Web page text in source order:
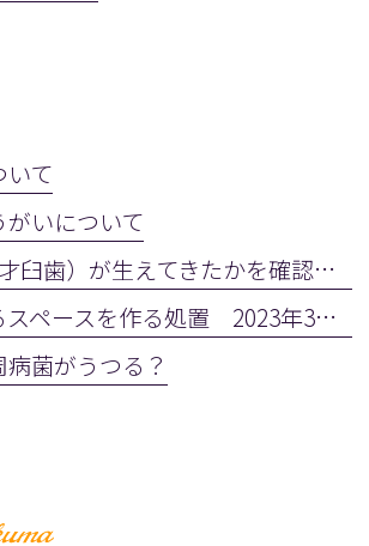
いて
いについて
第一大臼歯（6才臼歯）が生えてきたかを確認しましょう
永久歯の生えるスペースを作る処置 2023年3月28日(火)
菌がうつる？